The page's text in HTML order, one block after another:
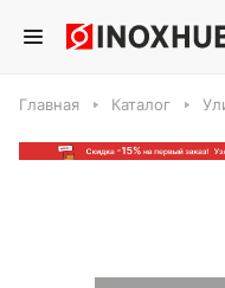
Главная Каталог